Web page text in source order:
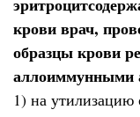
крови врач,
образцы крови
аллоиммунными
1) на утилизацию